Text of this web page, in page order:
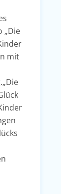
„Die
mit